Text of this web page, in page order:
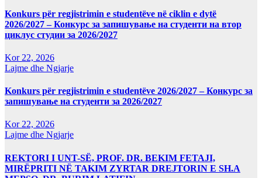
Konkurs për regjistrimin e studentëve në ciklin e dytë
2026/2027 – Конкурс за запишување на студенти на втор
циклус студии за 2026/2027
Kor 22, 2026
Lajme dhe Ngjarje
Konkurs për regjistrimin e studentëve 2026/2027 – Конкурс за
запишување на студенти за 2026/2027
Kor 22, 2026
Lajme dhe Ngjarje
REKTORI I UNT-SË, PROF. DR. BEKIM FETAJI,
MIRËPRITI NË TAKIM ZYRTAR DREJTORIN E SH.A